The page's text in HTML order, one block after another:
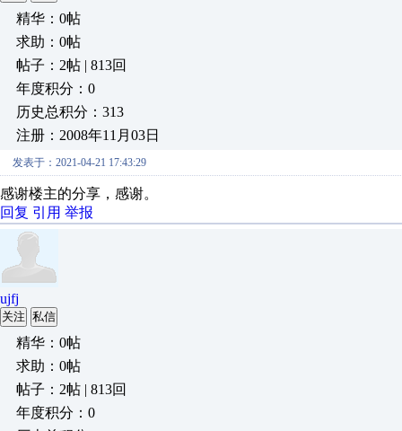
精华：0帖
求助：0帖
帖子：2帖 | 813回
年度积分：0
历史总积分：313
注册：2008年11月03日
发表于：2021-04-21 17:43:29
感谢楼主的分享，感谢。
回复 引用 举报
ujfj
关注 私信
精华：0帖
求助：0帖
帖子：2帖 | 813回
年度积分：0